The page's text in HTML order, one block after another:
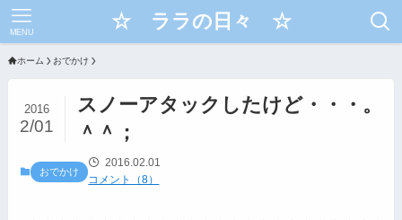
☆ ララの日々 ☆
MENU
ホーム おでかけ
スノーアタックしたけど・・・。
＾＾；
2016
2/01
おでかけ
2016.02.01
コメント（8）